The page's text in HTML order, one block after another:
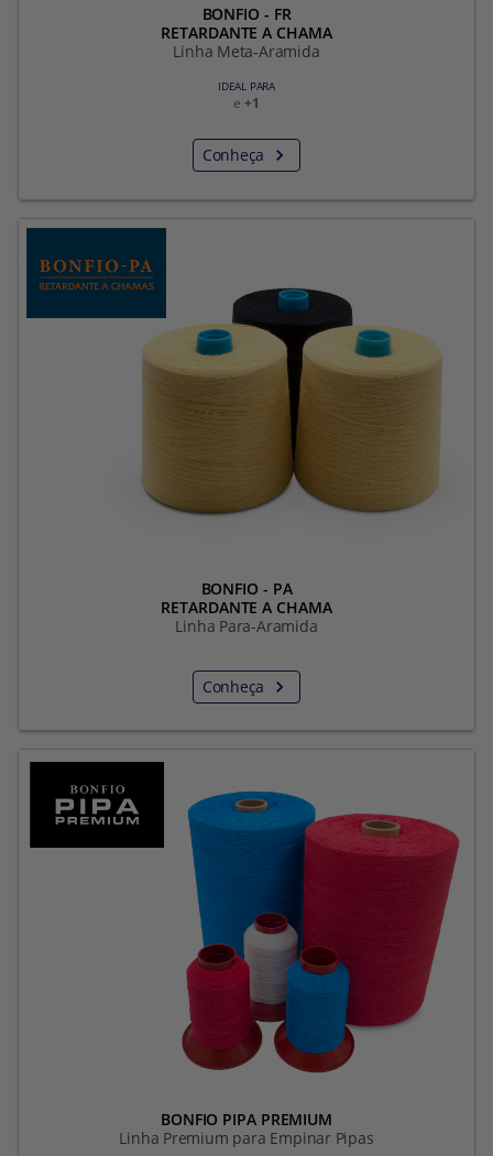
BONFIO - FR
RETARDANTE A CHAMA
Linha Meta-Aramida
IDEAL PARA
e +1
Conheça
BONFIO - PA
RETARDANTE A CHAMA
Linha Para-Aramida
Conheça
BONFIO PIPA PREMIUM
Linha Premium para Empinar Pipas